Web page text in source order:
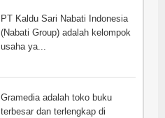
PT Kaldu Sari Nabati Indonesia
(Nabati Group) adalah kelompok
usaha ya...
Gramedia adalah toko buku
terbesar dan terlengkap di